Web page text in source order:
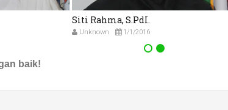
Siti Rahma, S.PdI.
Unknown 1/1/2016
baik!